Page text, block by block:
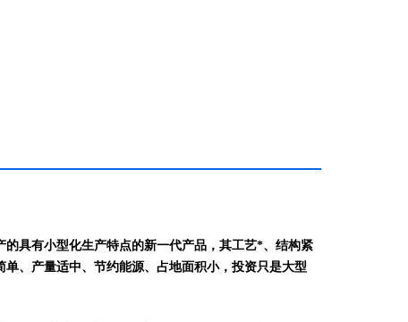
具有小型化生产特点的新一代产品，其工艺*、结构紧
、产量适中、节约能源、占地面积小，投资只是大型